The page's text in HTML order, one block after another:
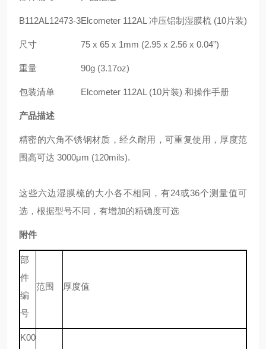
B112AL12473-3Elcometer 112AL 冲压铝制湿膜梳 (10片装)
尺寸 75 x 65 x 1mm (2.95 x 2.56 x 0.04”)
重量 90g (3.17oz)
包装清单 Elcometer 112AL (10片装) 和操作手册
产品描述
精密的六角不锈钢材质，经久耐用，可重复使用，厚度范
围高可达 3000μm (120mils).
这些六边湿膜梳的大小各不相同，有24或36个测量值可
选，根据型号不同，有增加的精确度可选
附件
部
件
编
号
范围 厚度值
K00